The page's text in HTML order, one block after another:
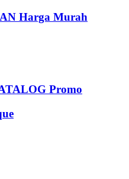
Harga Murah
Promo